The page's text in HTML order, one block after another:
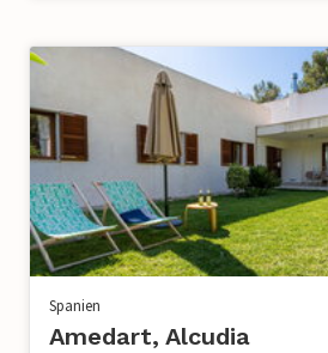
Spanien
Amedart, Alcudia